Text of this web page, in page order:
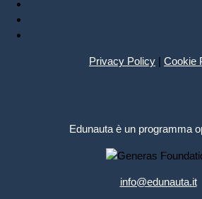
Privacy Policy | Cookie
Edunauta è un programma
info@edunauta.it